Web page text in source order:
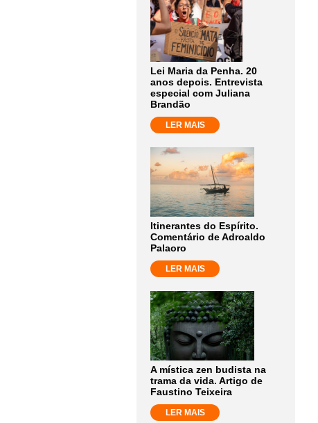
Lei Maria da Penha. 20
anos depois. Entrevista
especial com Juliana
Brandão
LER MAIS
Itinerantes do Espírito.
Comentário de Adroaldo
Palaoro
LER MAIS
A mística zen budista na
trama da vida. Artigo de
Faustino Teixeira
LER MAIS